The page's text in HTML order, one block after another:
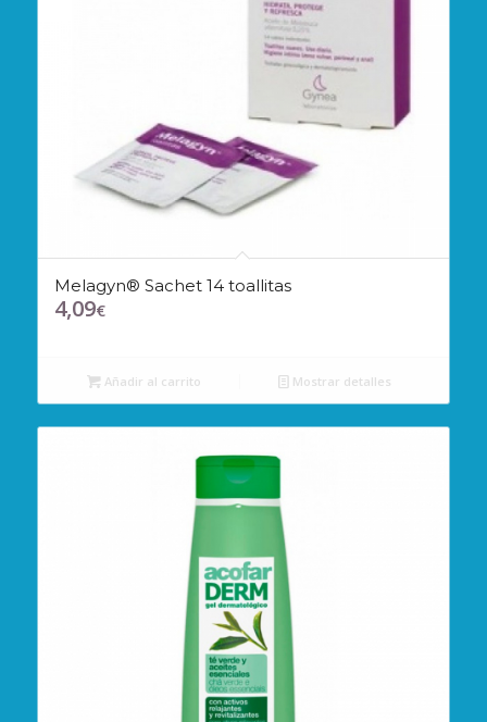
Melagyn® Sachet 14 toallitas
4,09€
Añadir al carrito Mostrar detalles